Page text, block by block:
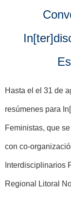
Hasta el el 31 de
resúmenes para
Feministas, que
con co-
Interdisciplinarios
Regional Litoral